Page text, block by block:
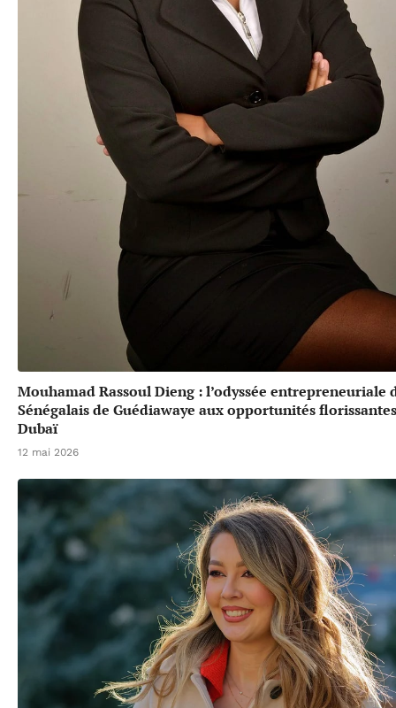
Mouhamad Rassoul Dieng : l’odyssée entrepreneuriale
Sénégalais de Guédiawaye aux opportunités
Dubaï
12 mai 2026